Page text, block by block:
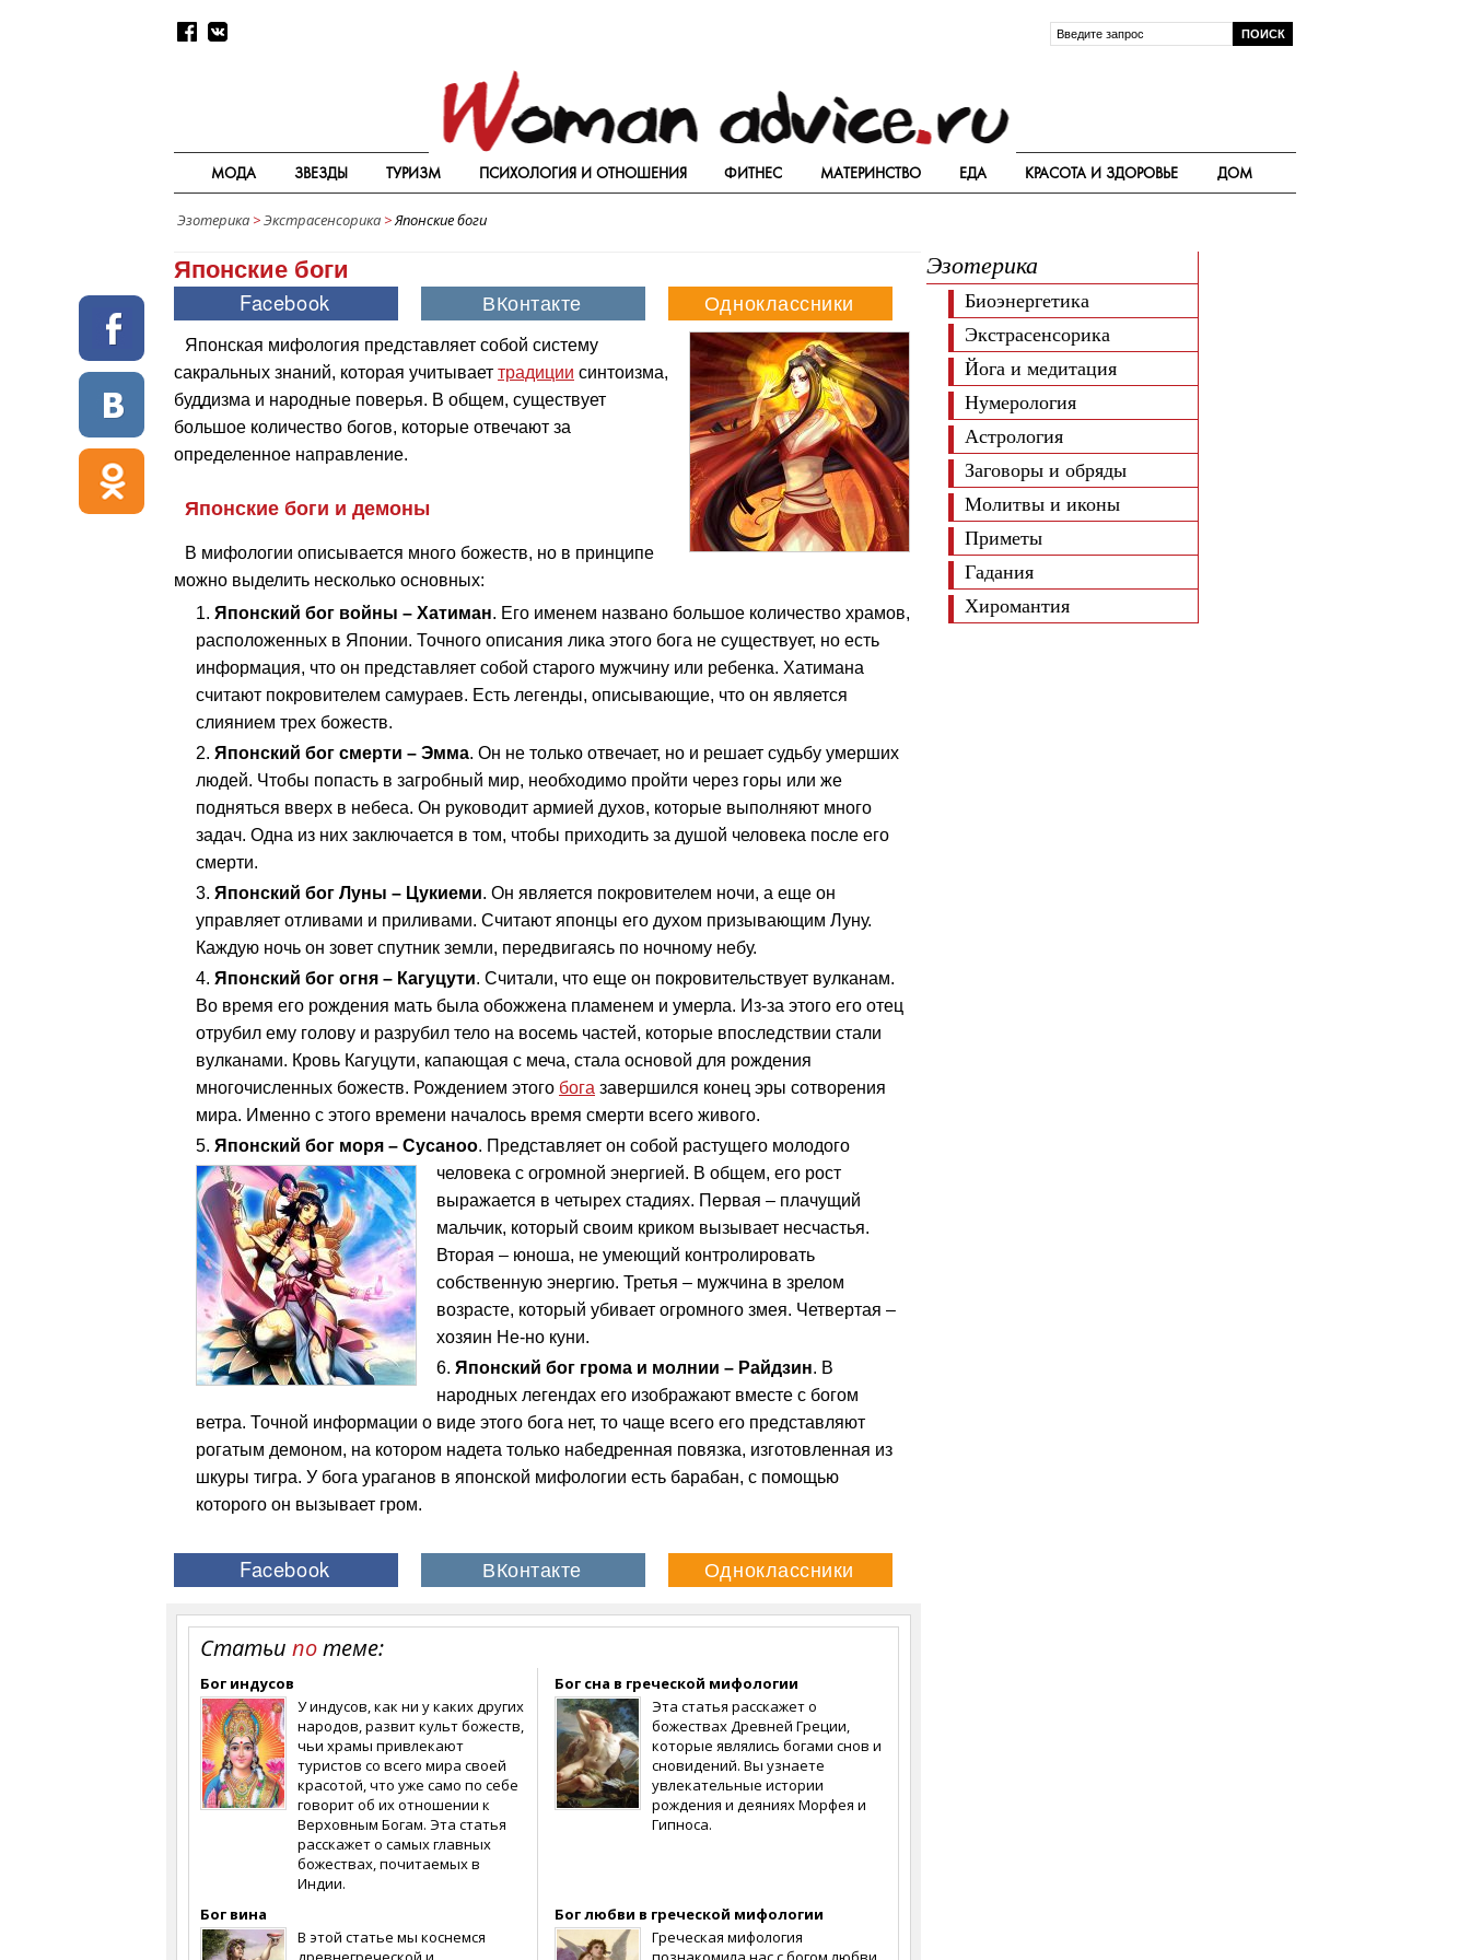
МОДА ЗВЕЗДЫ ТУРИЗМ ПСИХОЛОГИЯ И ОТНОШЕНИЯ ФИТНЕС МАТЕРИНСТВО ЕДА КРАСОТА И ЗДОРОВЬЕ ДОМ
Эзотерика >Экстрасенсорика >Японские боги
Японские боги
Японская мифология представляет собой систему
сакральных знаний, которая учитывает традиции синтоизма,
буддизма и народные поверья. В общем, существует
большое количество богов, которые отвечают за
определенное направление.
Японские боги и демоны
В мифологии описывается много божеств, но в принципе
можно выделить несколько основных:
Японский бог войны – Хатиман. Его именем названо большое количество храмов,
расположенных в Японии. Точного описания лика этого бога не существует, но есть
информация, что он представляет собой старого мужчину или ребенка. Хатимана
считают покровителем самураев. Есть легенды, описывающие, что он является
слиянием трех божеств.
Японский бог смерти – Эмма. Он не только отвечает, но и решает судьбу умерших
людей. Чтобы попасть в загробный мир, необходимо пройти через горы или же
подняться вверх в небеса. Он руководит армией духов, которые выполняют много
задач. Одна из них заключается в том, чтобы приходить за душой человека после его
смерти.
Японский бог Луны – Цукиеми. Он является покровителем ночи, а еще он
управляет отливами и приливами. Считают японцы его духом призывающим Луну.
Каждую ночь он зовет спутник земли, передвигаясь по ночному небу.
Японский бог огня – Кагуцути. Считали, что еще он покровительствует вулканам.
Во время его рождения мать была обожжена пламенем и умерла. Из-за этого его отец
отрубил ему голову и разрубил тело на восемь частей, которые впоследствии стали
вулканами. Кровь Кагуцути, капающая с меча, стала основой для рождения
многочисленных божеств. Рождением этого бога завершился конец эры сотворения
мира. Именно с этого времени началось время смерти всего живого.
Японский бог моря – Сусаноо. Представляет он собой растущего молодого
человека с огромной энергией. В общем, его рост
выражается в четырех стадиях. Первая – плачущий
мальчик, который своим криком вызывает несчастья.
Вторая – юноша, не умеющий контролировать
собственную энергию. Третья – мужчина в зрелом
возрасте, который убивает огромного змея. Четвертая –
хозяин Не-но куни.
Японский бог грома и молнии – Райдзин. В
народных легендах его изображают вместе с богом
ветра. Точной информации о виде этого бога нет, то чаще всего его представляют
рогатым демоном, на котором надета только набедренная повязка, изготовленная из
шкуры тигра. У бога ураганов в японской мифологии есть барабан, с помощью
которого он вызывает гром.
Статьи потеме:
Бог индусов
У индусов, как ни у каких других
народов, развит культ божеств,
чьи храмы привлекают
туристов со всего мира своей
красотой, что уже само по себе
говорит об их отношении к
Верховным Богам. Эта статья
расскажет о самых главных
божествах, почитаемых в
Индии.
Бог сна в греческой мифологии
Эта статья расскажет о
божествах Древней Греции,
которые являлись богами снов и
сновидений. Вы узнаете
увлекательные истории
рождения и деяниях Морфея и
Гипноса.
Бог вина
В этой статье мы коснемся
Бог любви в греческой мифологии
Греческая мифология
Эзотерика
Биоэнергетика
Экстрасенсорика
Йога и медитация
Нумерология
Астрология
Заговоры и обряды
Молитвы и иконы
Приметы
Гадания
Хиромантия